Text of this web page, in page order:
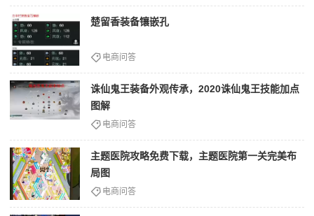
楚留香装备镶嵌孔
电商问答
诛仙鬼王装备外观传承，2020诛仙鬼王技能加点
图解
电商问答
主题医院攻略免费下载，主题医院第一关完美布
局图
电商问答